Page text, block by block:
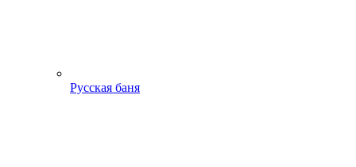
Русская баня